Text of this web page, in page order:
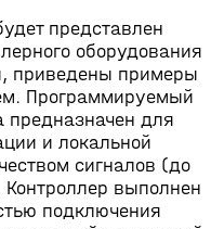
представлен
оборудования
приведены примеры
Программируемый
предназначен для
и локальной
сигналов (до
выполнен
подключения